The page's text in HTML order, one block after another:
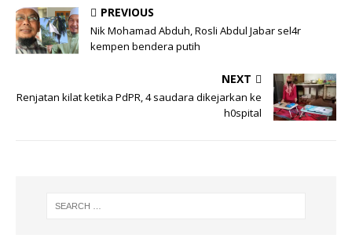
PREVIOUS
Nik Mohamad Abduh, Rosli Abdul Jabar sel4r
kempen bendera putih
NEXT
Renjatan kilat ketika PdPR, 4 saudara dikejarkan ke
h0spital